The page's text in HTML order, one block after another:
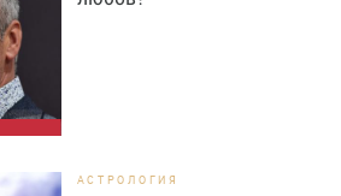
АСТРОЛОГИЯ